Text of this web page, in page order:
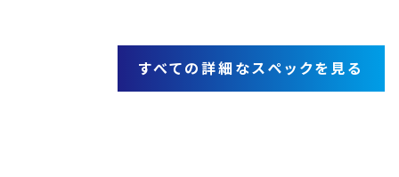
すべての詳細なスペックを見る